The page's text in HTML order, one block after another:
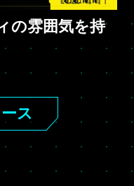
の雰囲気を持
ス